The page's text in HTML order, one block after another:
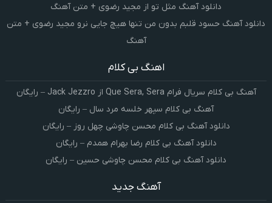
دانلود آهنگ مثل تو از مجید رضوی + متن آهنگ
دانلود آهنگ حسود قلبم بدون من تنها هیچ جایی نرو مجید رضوی + متن
آهنگ
اهنگ بی کلام
آهنگ بی کلام سریال فرام Que Sera, Sera از Jack Jezzro – رایگان
آهنگ بی کلام سپهر خلسه مرد سال – رایگان
دانلود آهنگ بی کلام محسن چاوشی چهل روز – رایگان
دانلود آهنگ بی کلام رضا بهرام همدم – رایگان
دانلود آهنگ بی کلام محسن چاوشی حسین – رایگان
آهنگ جدید